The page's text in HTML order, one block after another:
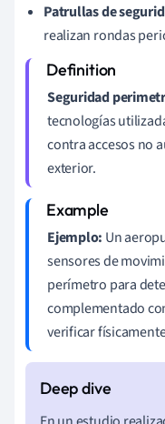
Patrullas de
realizan rondas
Seguridad
tecnologías
contra accesos no
exterior.
Ejemplo: Un
sensores de
perímetro para
complementado
verificar